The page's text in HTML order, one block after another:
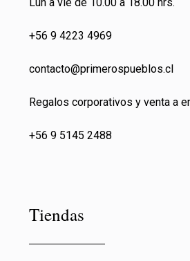
+56 9 4223 4969
contacto@primerospueblos.cl
Regalos corporativos y venta a
+56 9 5145 2488
Tiendas